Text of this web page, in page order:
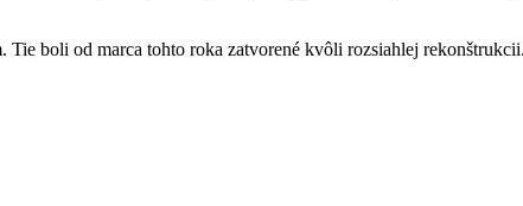
boli od marca tohto roka zatvorené kvôli rozsiahlej